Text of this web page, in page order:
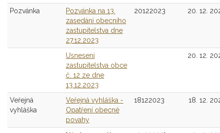
Pozvánka
Pozvánka na 13.
zasedání obecního
zastupitelstva dne
27.12.2023
20122023 20. 12.
Usnesení
zastupitelstva obce
č. 12 ze dne
13.12.2023
20. 12.
Veřejná
vyhláška
Veřejná vyhláška -
Opatření obecné
povahy
18122023 18. 12.